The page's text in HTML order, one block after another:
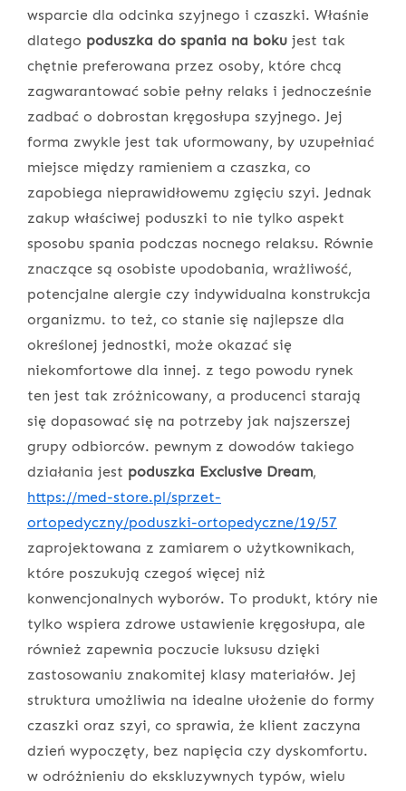
wsparcie dla odcinka szyjnego i czaszki. Właśnie
dlatego poduszka do spania na boku jest tak
chętnie preferowana przez osoby, które chcą
zagwarantować sobie pełny relaks i jednocześnie
zadbać o dobrostan kręgosłupa szyjnego. Jej
forma zwykle jest tak uformowany, by uzupełniać
miejsce między ramieniem a czaszka, co
zapobiega nieprawidłowemu zgięciu szyi. Jednak
zakup właściwej poduszki to nie tylko aspekt
sposobu spania podczas nocnego relaksu. Równie
znaczące są osobiste upodobania, wrażliwość,
potencjalne alergie czy indywidualna konstrukcja
organizmu. to też, co stanie się najlepsze dla
określonej jednostki, może okazać się
niekomfortowe dla innej. z tego powodu rynek
ten jest tak zróżnicowany, a producenci starają
się dopasować się na potrzeby jak najszerszej
grupy odbiorców. pewnym z dowodów takiego
działania jest poduszka Exclusive Dream,
https://med-store.pl/sprzet-
ortopedyczny/poduszki-ortopedyczne/19/57
zaprojektowana z zamiarem o użytkownikach,
które poszukują czegoś więcej niż
konwencjonalnych wyborów. To produkt, który nie
tylko wspiera zdrowe ustawienie kręgosłupa, ale
również zapewnia poczucie luksusu dzięki
zastosowaniu znakomitej klasy materiałów. Jej
struktura umożliwia na idealne ułożenie do formy
czaszki oraz szyi, co sprawia, że klient zaczyna
dzień wypoczęty, bez napięcia czy dyskomfortu.
w odróżnieniu do ekskluzywnych typów, wielu